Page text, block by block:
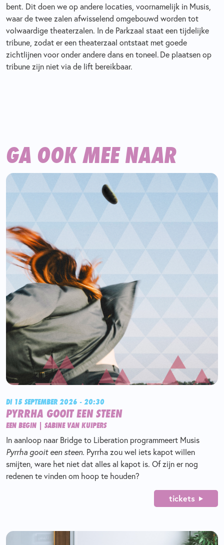
bent. Dit doen we op andere locaties, voornamelijk in Musis,
waar de twee zalen afwisselend omgebouwd worden tot
volwaardige theaterzalen. In de Parkzaal staat een tijdelijke
tribune, zodat er een theaterzaal ontstaat met goede
zichtlijnen voor onder andere dans en toneel. De plaatsen op
tribune zijn niet via de lift bereikbaar.
GA OOK MEE NAAR
DI 15 SEPTEMBER 2026 - 20:30
PYRRHA GOOIT EEN STEEN
EEN BEGIN | SABINE VAN KUIPERS
In aanloop naar Bridge to Liberation programmeert Musis
Pyrrha gooit een steen. Pyrrha zou wel iets kapot willen
smijten, ware het niet dat alles al kapot is. Of zijn er nog
redenen te vinden om hoop te houden?
tickets